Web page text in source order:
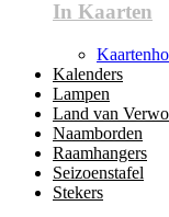
In Kaarten
Kalenders
Lampen
Land van
Naamborden
Raamhangers
Seizoenstafel
Stekers